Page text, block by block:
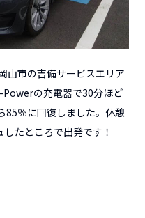
山市の吉備サービスエリア
の充電器で30分ほど
85％に回復しました。休憩
たところで出発です！